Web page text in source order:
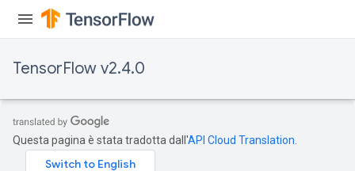
TensorFlow v2.4.0
Questa pagina è stata tradotta dall'API Cloud Translation